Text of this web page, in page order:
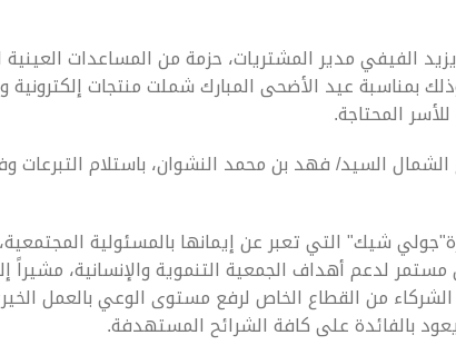
الفيفي مدير المشتريات، حزمة من المساعدات العينية
بمناسبة عيد الأضحى المبارك شملت منتجات إلكترونية
المحتاجة.
السيد/ فهد بن محمد النشوان، باستلام التبرعات
شيك" التي تعبر عن إيمانها بالمسئولية
لدعم أهداف الجمعية التنموية والإنسانية، مشيراً
الشركاء من القطاع الخاص لرفع مستوى الوعي بالعمل
بالفائدة على كافة الشرائح المستهدفة.